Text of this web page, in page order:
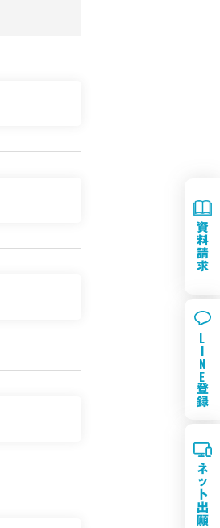
資
料
請
求
L
I
N
E
登
録
ネ
ッ
ト
出
願